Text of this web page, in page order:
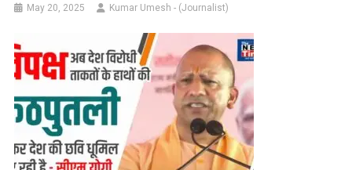
May 20, 2025 Kumar Umesh - (Journalist)